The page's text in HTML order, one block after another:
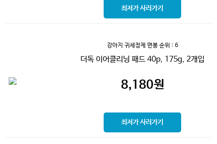
최저가 사러가기
강아지 귀세정제 면봉순위 : 6
더독 이어클리닝 패드 40p, 175g, 2개입
8,180원
최저가 사러가기